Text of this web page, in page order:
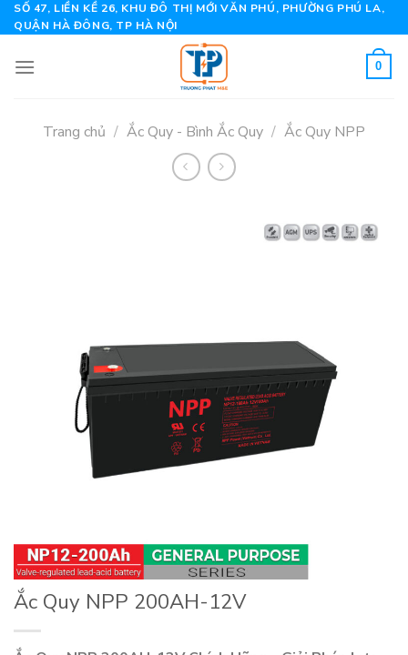
Skip
to
SỐ 47, LIỀN KỀ 26, KHU ĐÔ THỊ MỚI VĂN PHÚ, PHƯỜNG PHÚ LA,
QUẬN HÀ ĐÔNG, TP HÀ NỘI
0
Trang chủ / Ắc Quy - Bình Ắc Quy / Ắc Quy NPP
Ắc Quy NPP 200AH-12V